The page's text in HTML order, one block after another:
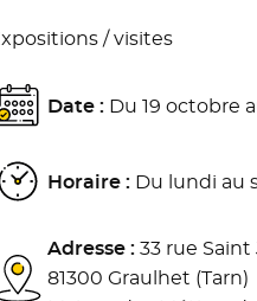
/ visites
Date :Du 19 octobre
Horaire :Du lundi au
Adresse :33 rue Saint
81300 Graulhet (Tarn)